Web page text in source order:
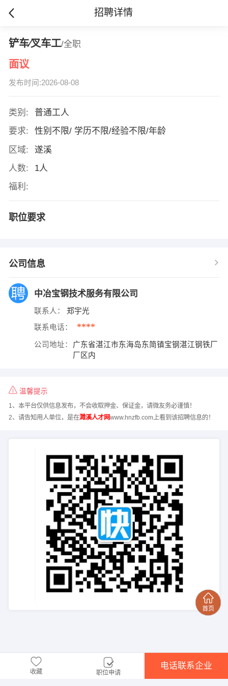
招聘详情
铲车∕叉车工/全职
面议
发布时间:2026-08-08
类别:
普通工人
要求:
性别不限/ 学历不限/经验不限/年龄
区域:
遂溪
人数:
1人
福利:
职位要求
公司信息
中冶宝钢技术服务有限公司
联系人： 郑宇光
联系电话： ****
公司地址：
广东省湛江市东海岛东简镇宝钢湛江钢铁厂
厂区内
温馨提示
1、本平台仅供信息发布，不会收取押金、保证金，请微友务必谨慎！
2、请告知用人单位，是在濉溪人才网www.hnzfb.com上看到该招聘信息的！
收藏 职位申请
电话联系企业